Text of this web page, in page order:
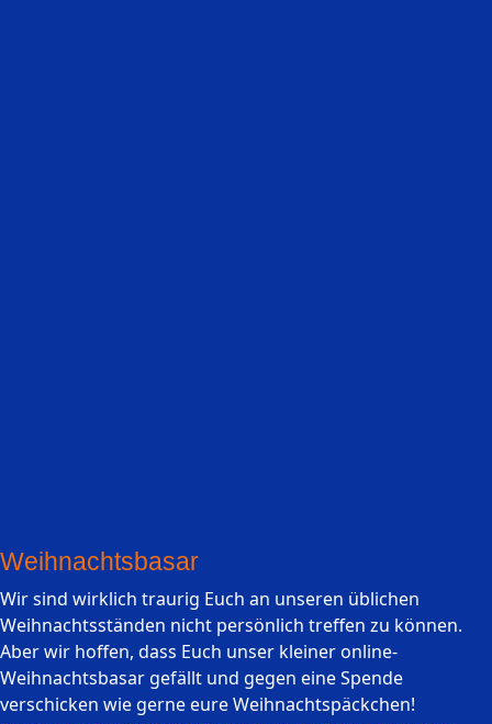
Weihnachtsbasar
Wir sind wirklich traurig Euch an unseren üblichen
Weihnachtsständen nicht persönlich treffen zu können.
Aber wir hoffen, dass Euch unser kleiner online-
Weihnachtsbasar gefällt und gegen eine Spende
verschicken wie gerne eure Weihnachtspäckchen!